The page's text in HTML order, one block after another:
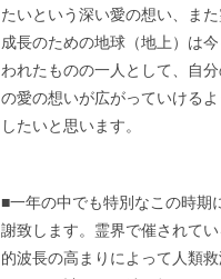
たいという深い愛の想い、ま
成長のための地球（地上）は
われたものの一人として、自
の愛の想いが広がっていける
したいと思います。
■一年の中でも特別なこの時期
謝致します。霊界で催されて
的波長の高まりによって人類